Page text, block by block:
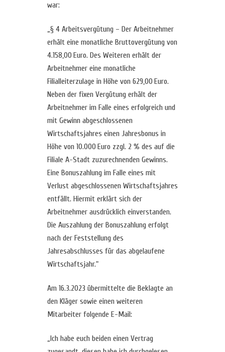
war:
„§ 4 Arbeitsvergütung – Der Arbeitnehmer
erhält eine monatliche Bruttovergütung von
4.158,00 Euro. Des Weiteren erhält der
Arbeitnehmer eine monatliche
Filialleiterzulage in Höhe von 629,00 Euro.
Neben der fixen Vergütung erhält der
Arbeitnehmer im Falle eines erfolgreich und
mit Gewinn abgeschlossenen
Wirtschaftsjahres einen Jahresbonus in
Höhe von 10.000 Euro zzgl. 2 % des auf die
Filiale A-Stadt zuzurechnenden Gewinns.
Eine Bonuszahlung im Falle eines mit
Verlust abgeschlossenen Wirtschaftsjahres
entfällt. Hiermit erklärt sich der
Arbeitnehmer ausdrücklich einverstanden.
Die Auszahlung der Bonuszahlung erfolgt
nach der Feststellung des
Jahresabschlusses für das abgelaufene
Wirtschaftsjahr.“
Am 16.3.2023 übermittelte die Beklagte an
den Kläger sowie einen weiteren
Mitarbeiter folgende E-Mail:
„Ich habe euch beiden einen Vertrag